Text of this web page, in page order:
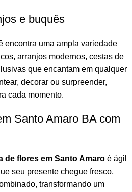
e buquês
encontra uma ampla variedade
arranjos modernos, cestas de
que encantam em qualquer
decorar ou surpreender,
cada momento.
Santo Amaro BA com
de flores em Santo Amaro é ágil
seu presente chegue fresco,
transformando um